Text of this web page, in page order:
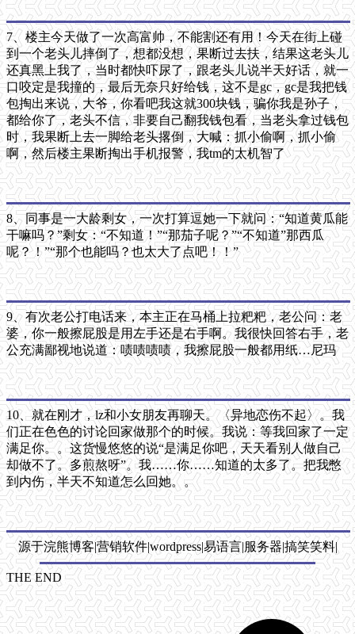
7、楼主今天做了一次高富帅，不能割还有用！今天在街上碰
到一个老头儿摔倒了，想都没想，果断过去扶，结果这老头儿
还真黑上我了，当时都快吓尿了，跟老头儿说半天好话，就一
口咬定是我撞的，最后无奈只好给钱，这不是gc，gc是我把钱
包掏出来说，大爷，你看吧我这就300块钱，骗你我是孙子，
都给你了，老头不信，非要自己翻我钱包看，当老头拿过钱包
时，我果断上去一脚给老头撂倒，大喊：抓小偷啊，抓小偷
啊，然后楼主果断掏出手机报警，我tm的太机智了
8、同事是一大龄剩女，一次打算逗她一下就问：“知道黄瓜能
干嘛吗？”剩女：“不知道！”“那茄子呢？”“不知道”那西瓜
呢？！”“那个也能吗？也太大了点吧！！”
9、有次老公打电话来，本主正在马桶上拉粑粑，老公问：老
婆，你一般擦屁股是用左手还是右手啊。我很快回答右手，老
公充满鄙视地说道：啧啧啧啧，我擦屁股一般都用纸…尼玛
10、就在刚才，lz和小女朋友再聊天。〈异地恋伤不起〉。我
们正在色色的讨论回家做那个的时候。我说：等我回家了一定
满足你。。这货慢悠悠的说“是满足你吧，天天看别人做自己
却做不了。多煎熬呀”。我……你……知道的太多了。把我憋
到内伤，半天不知道怎么回她。。
源于浣熊博客|营销软件|wordpress|易语言|服务器|搞笑笑料|
THE END